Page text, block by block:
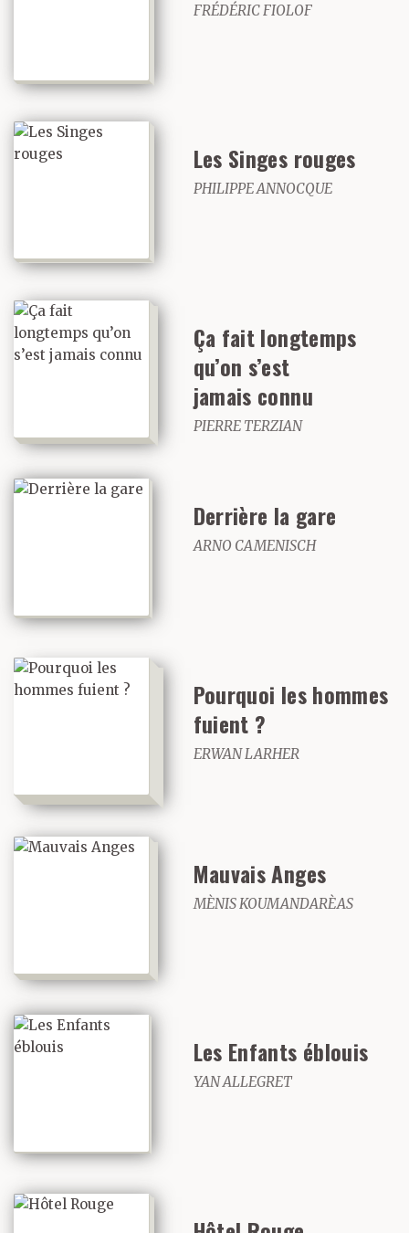
FRÉDÉRIC FIOLOF
Les Singes rouges
PHILIPPE ANNOCQUE
Ça fait longtemps
qu’on s’est
jamais connu
PIERRE TERZIAN
Derrière la gare
ARNO CAMENISCH
Pourquoi les hommes
fuient ?
ERWAN LARHER
Mauvais Anges
MÈNIS KOUMANDARÈAS
Les Enfants éblouis
YAN ALLEGRET